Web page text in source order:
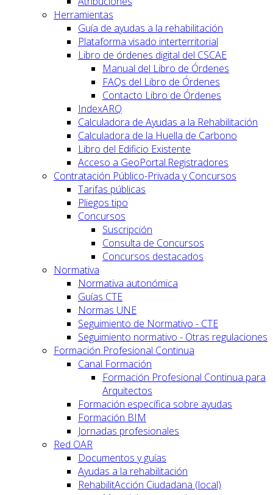
Herramientas
Guía de ayudas a la rehabilitación
Plataforma visado interterritorial
Libro de órdenes digital del CSCAE
Manual del Libro de Órdenes
FAQs del Libro de Órdenes
Contacto Libro de Órdenes
IndexARQ
Calculadora de Ayudas a la Rehabilitación
Calculadora de la Huella de Carbono
Libro del Edificio Existente
Acceso a GeoPortal.Registradores
Contratación Público-Privada y Concursos
Tarifas públicas
Pliegos tipo
Concursos
Suscripción
Consulta de Concursos
Concursos destacados
Normativa
Normativa autonómica
Guías CTE
Normas UNE
Seguimiento de Normativo - CTE
Seguimiento normativo - Otras regulaciones
Formación Profesional Continua
Canal Formación
Formación Profesional Continua para
Arquitectos
Formación específica sobre ayudas
Formación BIM
Jornadas profesionales
Red OAR
Documentos y guías
Ayudas a la rehabilitación
RehabilitAcción Ciudadana (local)